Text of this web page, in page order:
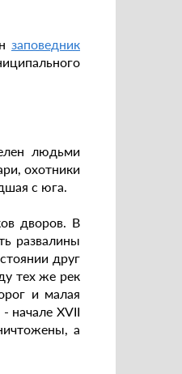
заповедник
людьми
охотники
с юга.
дворов. В
развалины
друг
тех же рек
и малая
начале XVII
а